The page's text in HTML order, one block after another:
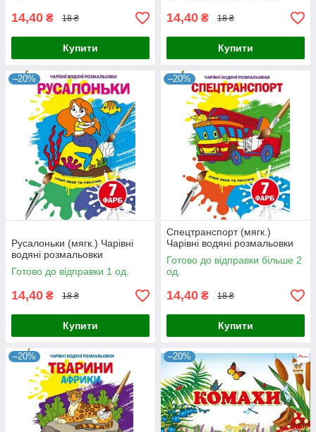
14,40 ₴ 18 ₴
Купити
14,40 ₴ 18 ₴
Купити
–20%
Русалоньки (мягк.) Чарівні
водяні розмальовки
Готово до відправки 1 од.
14,40 ₴ 18 ₴
Купити
–20%
Спецтранспорт (мягк.)
Чарівні водяні розмальовки
Готово до відправки більше 2
од.
14,40 ₴ 18 ₴
Купити
–20% –20%